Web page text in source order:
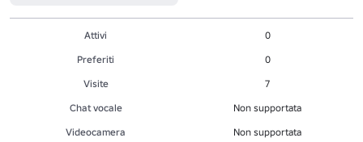
Attivi
0
Preferiti
0
Visite
7
Chat vocale
Non supportata
Videocamera
Non supportata